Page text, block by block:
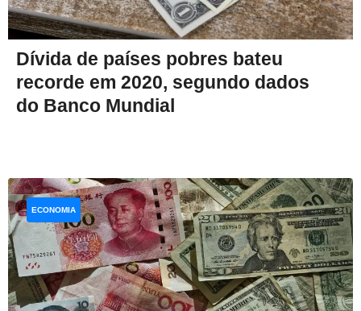
Dívida de países pobres bateu
recorde em 2020, segundo dados
do Banco Mundial
ECONOMIA